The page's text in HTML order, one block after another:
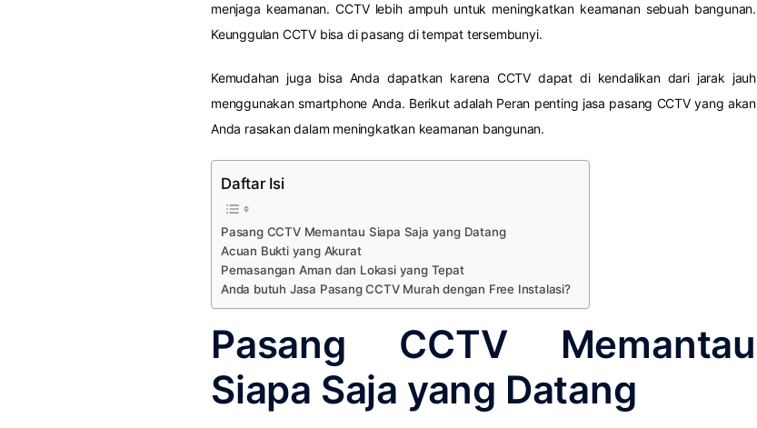
menjaga keamanan. CCTV lebih ampuh untuk meningkatkan keamanan sebuah bangunan.
Keunggulan CCTV bisa di pasang di tempat tersembunyi.
Kemudahan juga bisa Anda dapatkan karena CCTV dapat di kendalikan dari jarak jauh
menggunakan smartphone Anda. Berikut adalah Peran penting jasa pasang CCTV yang akan
Anda rasakan dalam meningkatkan keamanan bangunan.
Daftar Isi
Pasang CCTV Memantau Siapa Saja yang Datang
Acuan Bukti yang Akurat
Pemasangan Aman dan Lokasi yang Tepat
Anda butuh Jasa Pasang CCTV Murah dengan Free Instalasi?
Pasang CCTV Memantau
Siapa Saja yang Datang